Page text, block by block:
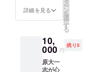
なりま
す。 大
国・亀
の尾は
日本水
稲優良
フギー
グース
・天然
の川へ
は、リ
ターン
ない
分、
サービ
ス手数
詳細を見る
タ
ー
ン
を
選
択
す
る
10,
000 円
残り5
原大一
志が心